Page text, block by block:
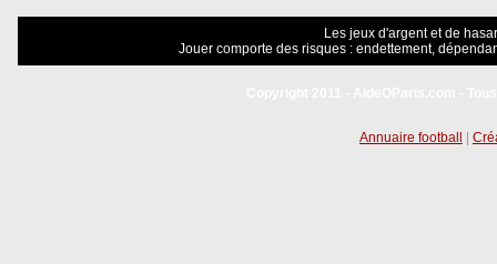
Les jeux d'argent et de
Jouer comporte des risques : endettement,
Annuaire football